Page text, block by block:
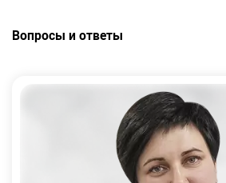
Вопросы и ответы